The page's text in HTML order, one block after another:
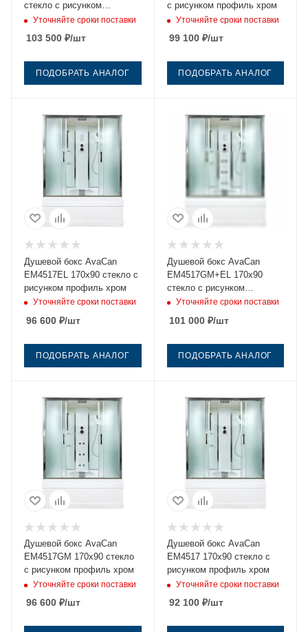
стекло с рисунком
профиль хром
Уточняйте сроки поставки
103 500 ₽/шт
ПОДОБРАТЬ АНАЛОГ
с рисунком профиль хром
Уточняйте сроки поставки
99 100₽/шт
ПОДОБРАТЬ АНАЛОГ
Душевой бокс AvaCan
EM4517EL 170х90 стекло с
рисунком профиль хром
Уточняйте сроки поставки
96 600 ₽/шт
ПОДОБРАТЬ АНАЛОГ
Душевой бокс AvaCan
EM4517GM+EL 170х90
стекло с рисунком
профиль хром
Уточняйте сроки поставки
101 000₽/шт
ПОДОБРАТЬ АНАЛОГ
Душевой бокс AvaCan
EM4517GM 170х90 стекло
с рисунком профиль хром
Уточняйте сроки поставки
96 600 ₽/шт
Душевой бокс AvaCan
EM4517 170х90 стекло с
рисунком профиль хром
Уточняйте сроки поставки
92 100₽/шт